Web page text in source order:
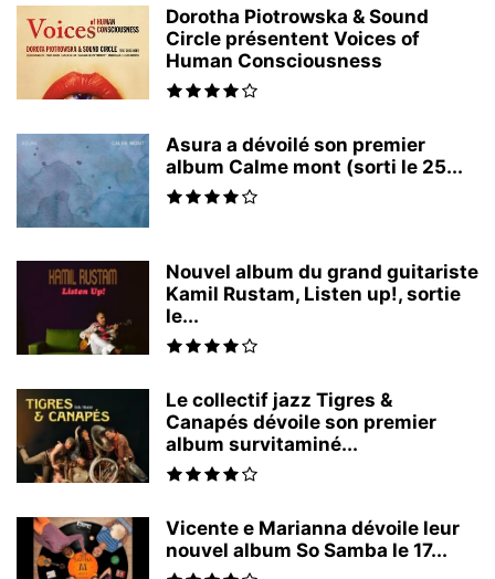
Dorotha Piotrowska & Sound
Circle présentent Voices of
Human Consciousness
Asura a dévoilé son premier
album Calme mont (sorti le 25...
Nouvel album du grand guitariste
Kamil Rustam, Listen up!, sortie
le...
Le collectif jazz Tigres &
Canapés dévoile son premier
album survitaminé...
Vicente e Marianna dévoile leur
nouvel album So Samba le 17...